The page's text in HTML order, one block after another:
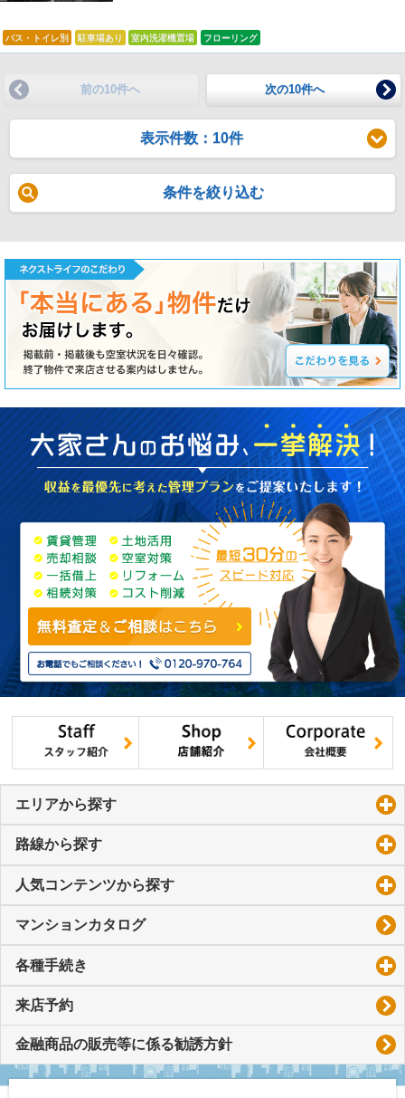
バス・トイレ別 駐車場あり 室内洗濯機置場 フローリング
前の10件へ 次の10件へ
表示件数：10件
条件を絞り込む
エリアから探す
路線から探す
人気コンテンツから探す
マンションカタログ
各種手続き
来店予約
金融商品の販売等に係る勧誘方針